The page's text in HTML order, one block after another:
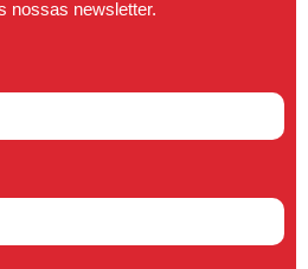
nossas newsletter.